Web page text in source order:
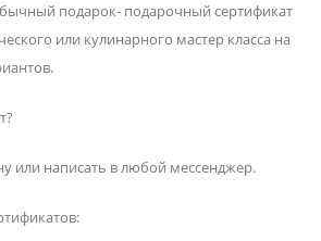
подарок- подарочный сертификат
или кулинарного мастер класса на
или написать в любой мессенджер.